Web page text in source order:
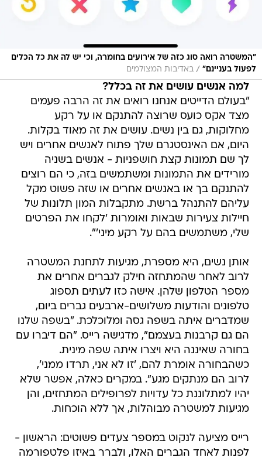
"המשטרה רואה סוג כזה של אירועים בחומרה, וכי יש לה את כל הכלים
לפעול בעניינם" / באדיבות המצולמים
למה אנשים עושים את זה בכלל?
"בעולם הדייטים אנחנו רואים את זה הרבה פעמים
מצד אקס כועס שרוצה להתנקם או על רקע
מחלוקות, גם בין נשים. עושים את זה מאוד בקלות.
היום, אם האינסטגרם שלך פתוח לאנשים אחרים ויש
לך שם תמונות קצת חושפניות - אנשים בשניה
מורידים את התמונות ומשתמשים בזה, כי הם רוצים
להתנקם בך או באנשים אחרים או שזה פשוט מקל
עליהם להתנהל ברשת. מתקבלות המון תלונות של
חיילות צעירות שבאות ואומרות 'לקחו את הפרטים
שלי, משתמשים בהם על רקע מיני'".
אותן נשים, היא מספרת, מגיעות לתחנת המשטרה
לרוב לאחר שהמתחזה חילק לגברים אחרים את
מספר הטלפון שלהן. אישה כזו לעתים תספוג
טלפונים והודעות משלושים-ארבעים גברים ביום,
שמדברים איתה בשפה גסה ומלוכלכת. "בשפה שלנו
הם גם קרבנות בעצמם", מדגישה רייס. "הם דיברו עם
בחורה שאיננה היא ויצרו איתה שפה מינית.
כשהבחורה אומרת להם, 'זו לא אני, תרדו ממני',
לרוב הם מנתקים מגע". במקרים כאלה, אפשר שלא
יהיו למתלוננת כל עדויות לפרופילים המתחזים, והן
מגיעות למשטרה מבוהלות, אך ללא הוכחות.
רייס מציעה לנקוט במספר צעדים פשוטים: הראשון -
לפנות לאחד הגברים האלו, ולברר באיזו פלטפורמה